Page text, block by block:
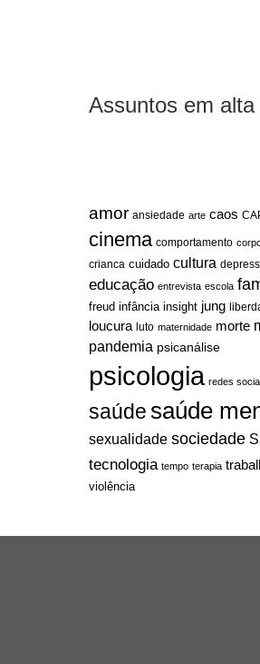
Assuntos em alta
amor ansiedade arte caos
cinema comportamento
crianca cuidado cultura
educação entrevista escola
freud infância insight jung
loucura luto maternidade morte
pandemia psicanálise
psicologia redes
saúdesaúde
sexualidade sociedade
tecnologia tempo terapia
violência